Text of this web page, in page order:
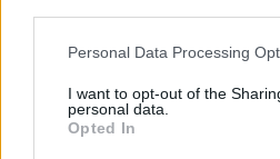
Personal Data Processing
I want to opt-out of the
personal data.
Opted In
Неодамнешните
релациона агресија меѓу
суптилни форми на
игнорирање,